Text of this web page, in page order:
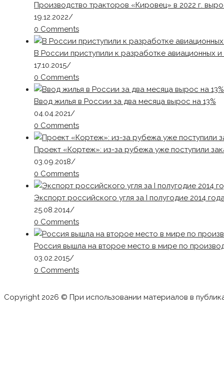
Производство тракторов «Кировец» в 2022 г.
19.12.2022/
0 Comments
В России приступили к разработке авиационных
17.10.2015/
0 Comments
Ввод жилья в России за два месяца вырос на 13%
04.04.2021/
0 Comments
Проект «Кортеж»: из-за рубежа уже поступили
03.09.2018/
0 Comments
Экспорт российского угля за I полугодие 2014
25.08.2014/
0 Comments
Россия вышла на второе место в мире по
03.02.2015/
0 Comments
Copyright 2026 © При использовании материалов в